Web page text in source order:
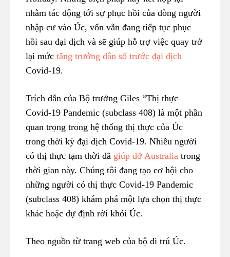
nhằm tác động tới sự phục hồi của dòng người
nhập cư vào Úc, vốn vẫn đang tiếp tục phục
hồi sau đại dịch và sẽ giúp hỗ trợ việc quay trở
lại mức tăng trưởng dân số trước đại dịch
Covid-19.
Trích dẫn của Bộ trưởng Giles “Thị thực
Covid-19 Pandemic (subclass 408) là một phần
quan trọng trong hệ thống thị thực của Úc
trong thời kỳ đại dịch Covid-19. Nhiều người
có thị thực tạm thời đã giúp đỡ Australia trong
thời gian này. Chúng tôi đang tạo cơ hội cho
những người có thị thực Covid-19 Pandemic
(subclass 408) khám phá một lựa chọn thị thực
khác hoặc dự định rời khỏi Úc.
Theo nguồn từ trang web của bộ di trú Úc.